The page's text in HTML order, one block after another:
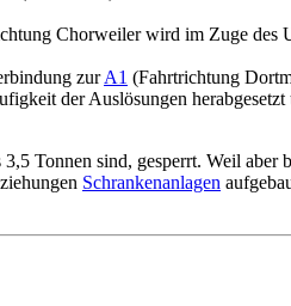
Chorweiler wird im Zuge des
zurA1 (Fahrtrichtung
der Auslösungen
Tonnen sind, gesperrt. Weil
Schrankenanlagen